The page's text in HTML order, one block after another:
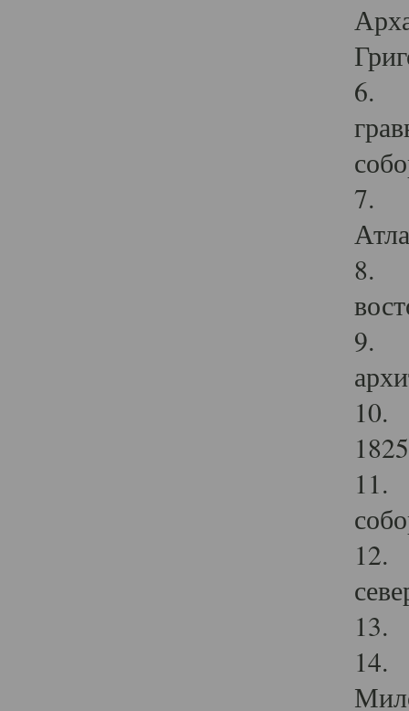
6.
7.
8.
9.
10.
11.
12.
13.
14.